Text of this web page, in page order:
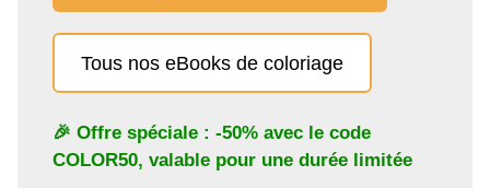
Tous nos eBooks de coloriage
🎉 Offre spéciale : -50% avec le code
COLOR50, valable pour une durée limitée